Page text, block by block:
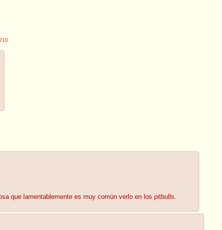
que lamentablemente es muy común verlo en los pitbulls.